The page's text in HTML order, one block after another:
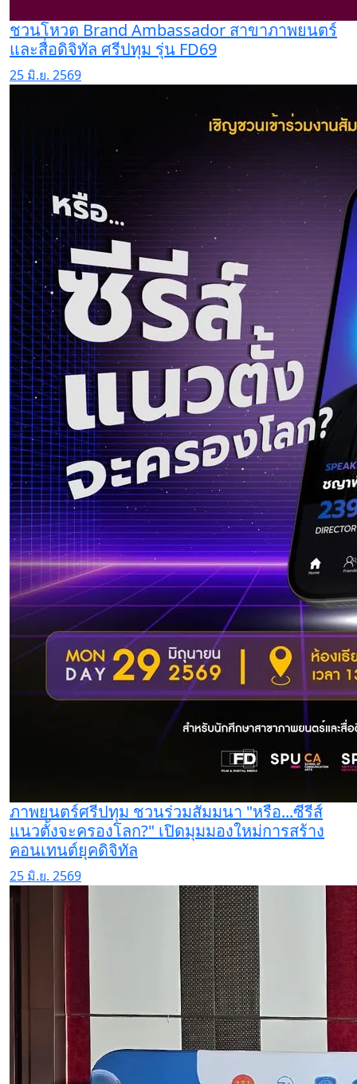
ชวนโหวต Brand Ambassador สาขาภาพยนตร์
และสื่อดิจิทัล ศรีปทุม รุ่น FD69
25 มิ.ย. 2569
ภาพยนตร์ศรีปทุม ชวนร่วมสัมมนา "หรือ...ซีรีส์
แนวตั้งจะครองโลก?" เปิดมุมมองใหม่การสร้าง
คอนเทนต์ยุคดิจิทัล
25 มิ.ย. 2569